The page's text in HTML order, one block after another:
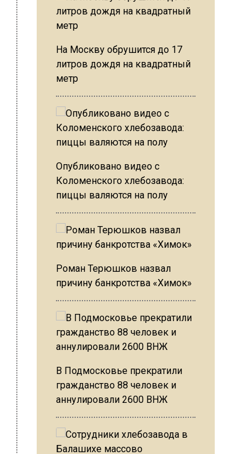
На Москву обрушится до 17
литров дождя на квадратный
метр
Опубликовано видео с
Коломенского хлебозавода:
пиццы валяются на полу
Роман Терюшков назвал
причину банкротства «Химок»
В Подмосковье прекратили
гражданство 88 человек и
аннулировали 2600 ВНЖ